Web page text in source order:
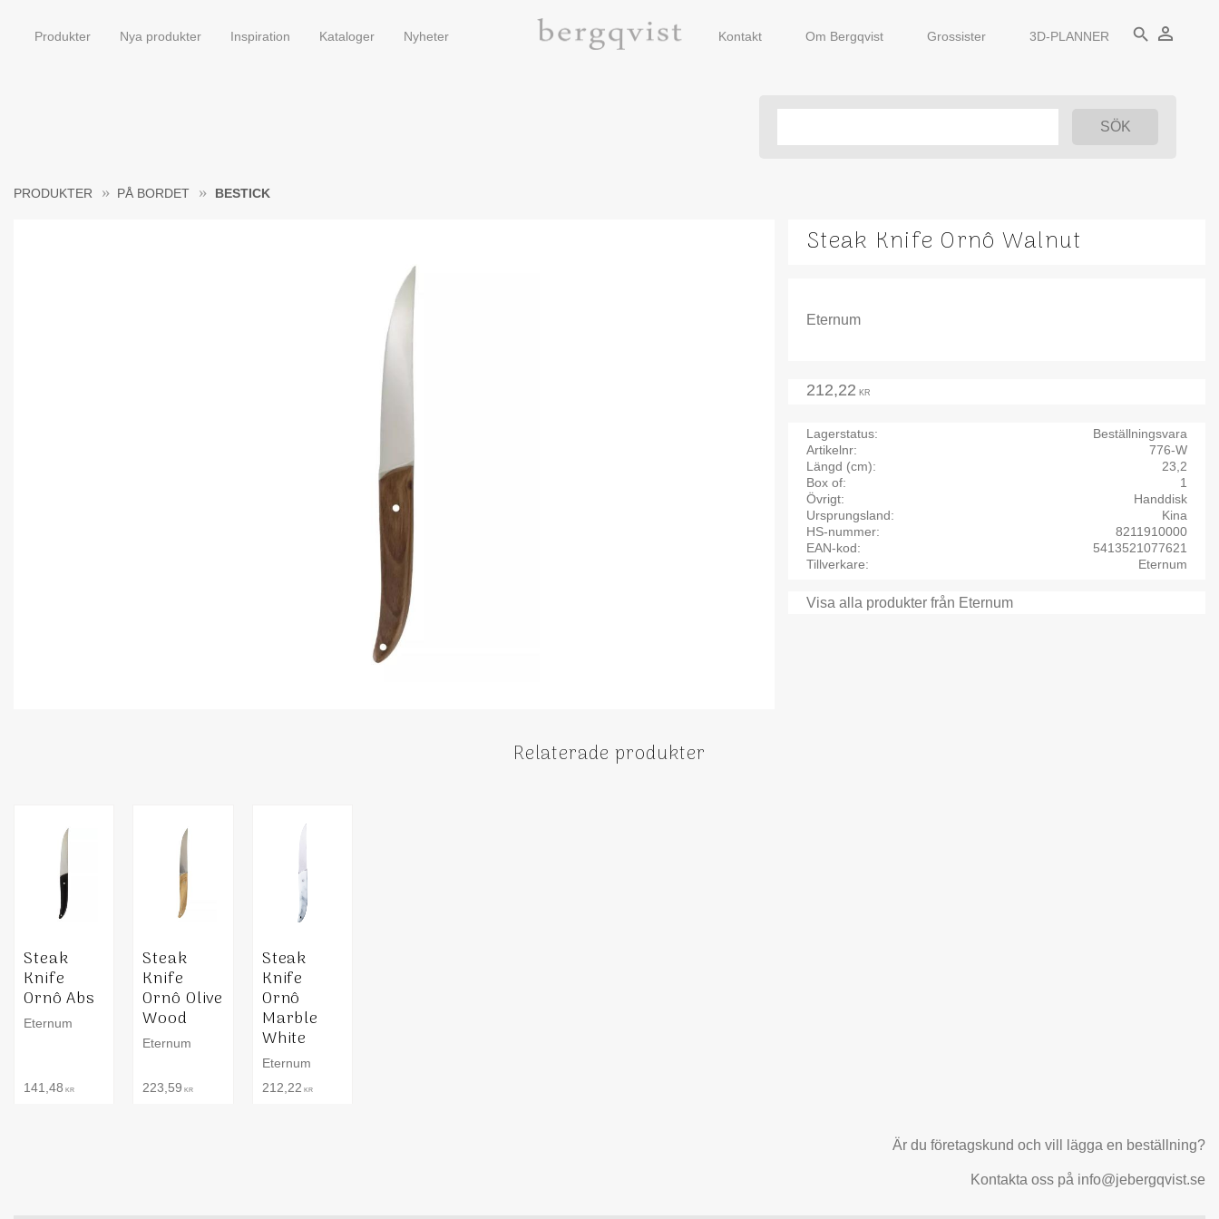
Produkter Nya produkter Inspiration Kataloger Nyheter Kontakt Om Bergqvist Grossister 3D-PLANNER search person_outline
PRODUKTER PÅ BORDET BESTICK
Steak Knife Ornô Walnut
Eternum
212,22 KR
Lagerstatus
Beställningsvara
Artikelnr
776-W
Längd (cm)
23,2
Box of
1
Övrigt
Handdisk
Ursprungsland
Kina
HS-nummer
8211910000
EAN-kod
5413521077621
Tillverkare
Eternum
Visa alla produkter från Eternum
Relaterade produkter
Steak
Knife
Ornô Abs
Eternum
141,48 KR
Steak
Knife
Ornô Olive
Wood
Eternum
223,59 KR
Steak
Knife
Ornô
Marble
White
Eternum
212,22 KR
Är du företagskund och vill lägga en beställning?
Kontakta oss på info@jebergqvist.se